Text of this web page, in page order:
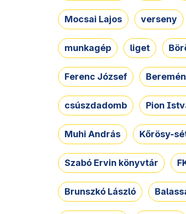
Mocsai Lajos verseny
munkagép liget
Ferenc József
csúszdadomb Pion
Muhi András Kőrösy-
Szabó Ervin könyvtár
Brunszkó László